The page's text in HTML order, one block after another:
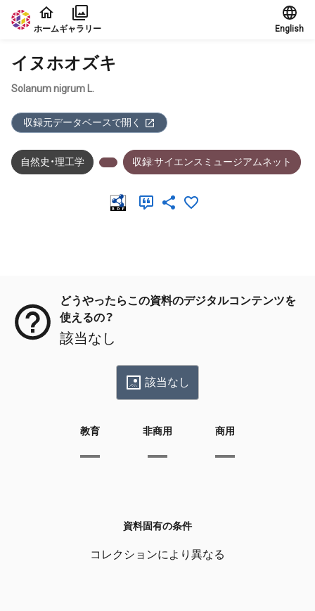
本文に飛ぶ
ホームギャラリー English
イヌホオズキ
Solanum nigrum L.
収録元データベースで開く
自然史・理工学 収録:サイエンスミュージアムネット
どうやったらこの資料のデジタルコンテンツを
使えるの？
該当なし
該当なし
教育 非商用 商用
資料固有の条件
コレクションにより異なる